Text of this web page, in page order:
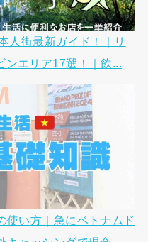
人街最新ガイド！｜リ
エリア17選！｜飲...
使い方｜急にベトナムド